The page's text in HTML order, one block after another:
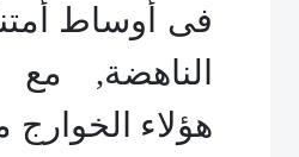
فى أوساط
الناهضة,
هؤلاء الخوارج